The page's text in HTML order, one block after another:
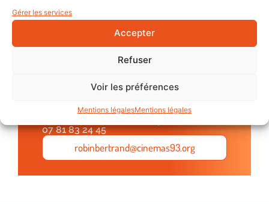
Gérer les services
Accepter
Refuser
Voir les préférences
Mentions légalesMentions légales
Chargé de production, de médiation et
07 81 83 24 45
robinbertrand@cinemas93.org